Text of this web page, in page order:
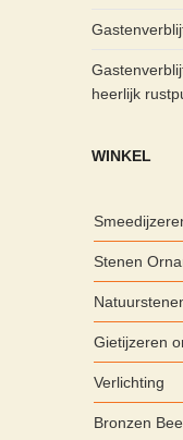
heerlijk
WINKEL
Stenen
Gietijzeren
Verlichting
Bronzen